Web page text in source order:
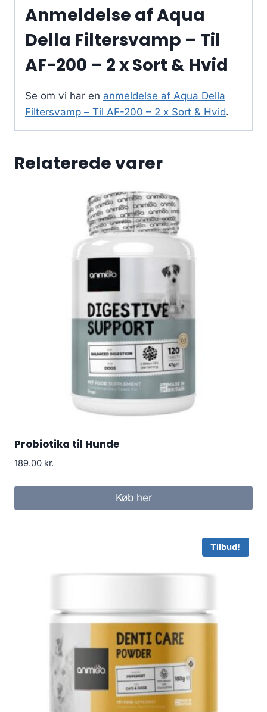
Anmeldelse af Aqua
Della Filtersvamp – Til
AF-200 – 2 x Sort & Hvid
Se om vi har en anmeldelse af Aqua Della
Filtersvamp – Til AF-200 – 2 x Sort & Hvid.
Relaterede varer
Probiotika til Hunde
189.00 kr.
Køb her
Tilbud!